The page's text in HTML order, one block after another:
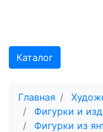
Каталог
Главная
Фигурки и
Фигурки из